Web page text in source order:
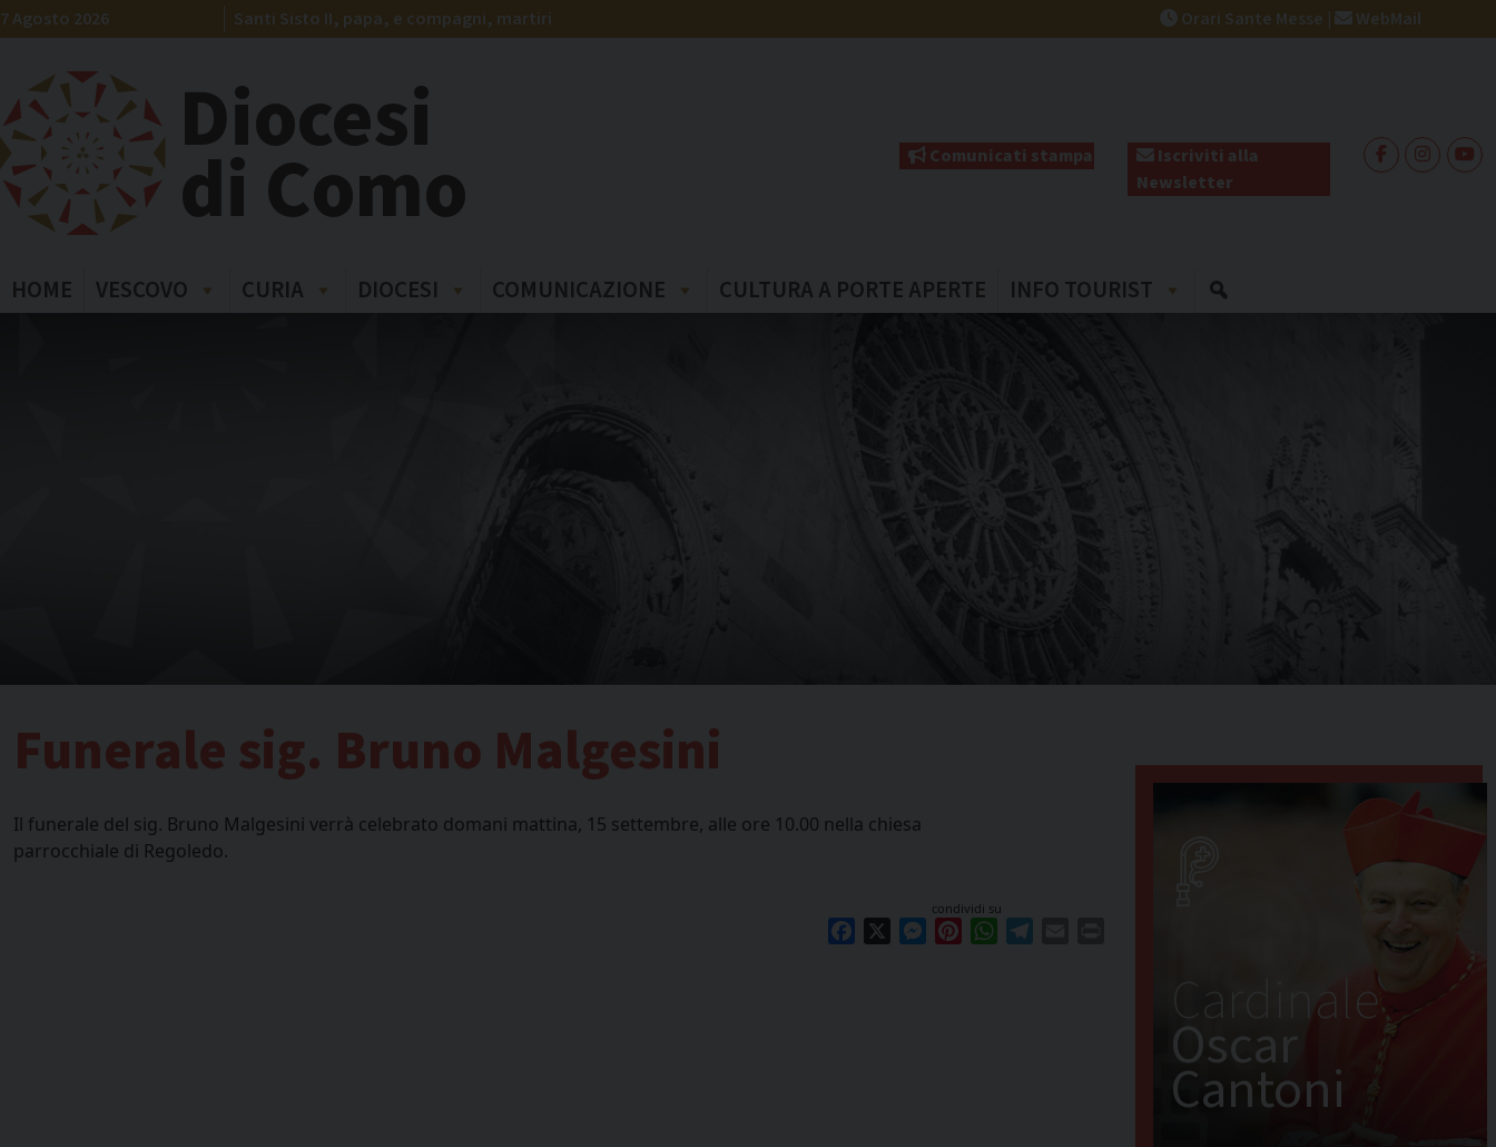
Skip
to
7 Agosto 2026 Santi Sisto II, papa, e compagni, martiri Orari Sante Messe | WebMail
Diocesi
di Como Comunicati stampa
Iscriviti alla
Newsletter
HOME VESCOVO CURIA DIOCESI COMUNICAZIONE CULTURA A PORTE APERTE INFO TOURIST
Funerale sig. Bruno Malgesini
Il funerale del sig. Bruno Malgesini verrà celebrato domani mattina, 15 settembre, alle ore 10.00 nella chiesa
parrocchiale di Regoledo.
condividi su
Facebook Messenger
PinterestWhatsApp
Cardinale
Oscar
Cantoni